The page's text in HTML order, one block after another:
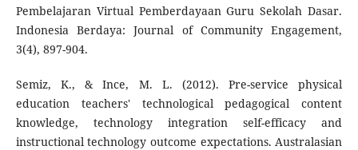
Pembelajaran Virtual Pemberdayaan Guru Sekolah Dasar.
Indonesia Berdaya: Journal of Community Engagement,
3(4), 897-904.
Semiz, K., & Ince, M. L. (2012). Pre-service physical
education teachers' technological pedagogical content
knowledge, technology integration self-efficacy and
instructional technology outcome expectations. Australasian